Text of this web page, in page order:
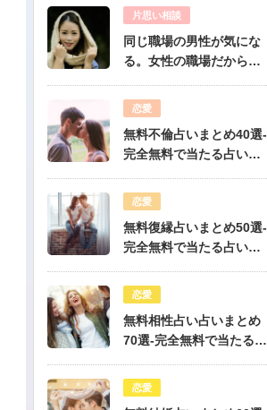
片思い相談
同じ職場の男性が気にな
る。女性の職場だから人
私のこと好き？-公開鑑定-
無料占い
恋愛
無料不倫占いまとめ40選-
完全無料で当たる占いだ
恋愛
無料復縁占いまとめ50選-
完全無料で当たる占いだ
恋愛
無料相性占い占いまとめ
70選-完全無料で当たる占
恋愛